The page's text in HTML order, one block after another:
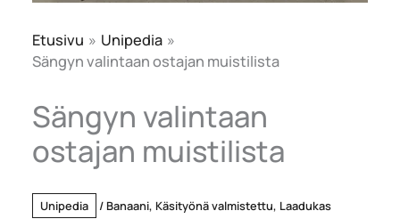
Etusivu
Unipedia
Sängyn valintaan ostajan muistilista
Sängyn valintaan
ostajan muistilista
Unipedia /Banaani,Käsityönä valmistettu, Laadukas